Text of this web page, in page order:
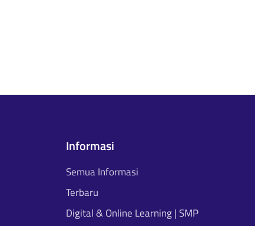
Informasi
Semua Informasi
Terbaru
Digital & Online Learning | SMP